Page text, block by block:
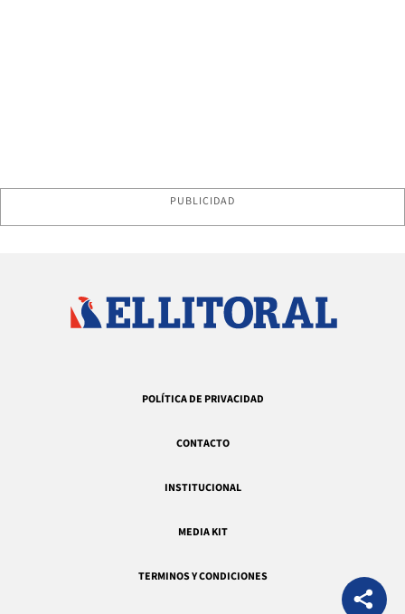
PUBLICIDAD
POLÍTICA DE PRIVACIDAD
CONTACTO
INSTITUCIONAL
MEDIA KIT
TERMINOS Y CONDICIONES